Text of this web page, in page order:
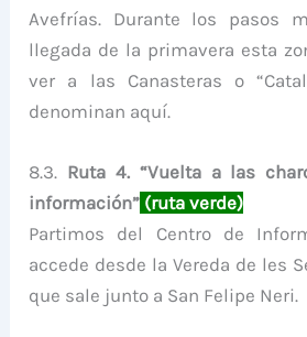
Avefrías. Durante los pasos
llegada de la primavera esta
ver a las Canasteras o
denominan aquí.
8.3. Ruta 4. “Vuelta a las
información” (ruta verde)
Partimos del Centro de
accede desde la Vereda de les
que sale junto a San Felipe Neri.